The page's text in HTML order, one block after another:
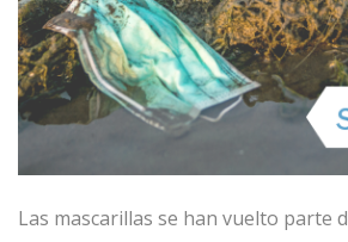
Las mascarillas se han vuelto parte